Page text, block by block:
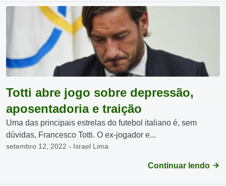
Totti abre jogo sobre depressão,
aposentadoria e traição
Uma das principais estrelas do futebol italiano é, sem
dúvidas, Francesco Totti. O ex-jogador e...
setembro 12, 2022 - Israel Lima
Continuar lendo